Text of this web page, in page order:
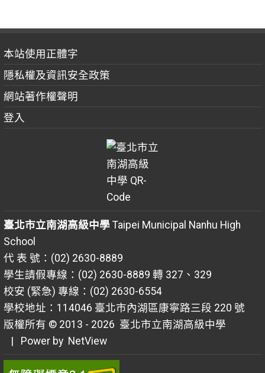
本站使用正體字
隱私權及資訊安全政策
網站著作權聲明
登入
臺北市立南湖高級中學Taipei Municipal Nanhu High
School
代 表 號：(02) 2630-8889
學生請假專線：(02) 2630-8889 轉 327、329
校安 (緊急) 專線：(02) 2630-6554
學校地址：114046 臺北市內湖區康寧路三段 220 號
版權所有 © 2013 - 2026 臺北市立南湖高級中學
| Power by NetView